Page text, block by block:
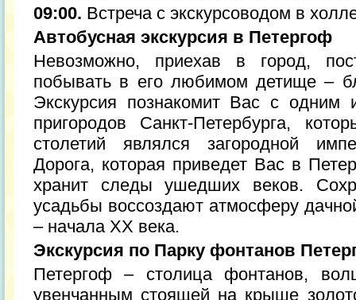
09:00. Встреча с экскурсоводом в
Автобусная экскурсия в Петергоф
Невозможно, приехав в город,
побывать в его любимом детище –
Экскурсия познакомит Вас с одним
пригородов Санкт-Петербурга,
столетий являлся загородной
Дорога, которая приведет Вас в
хранит следы ушедших веков.
усадьбы воссоздают атмосферу
– начала XX века.
Экскурсия по Парку фонтанов
Петергоф – столица фонтанов,
увенчанным стоящей на крыше